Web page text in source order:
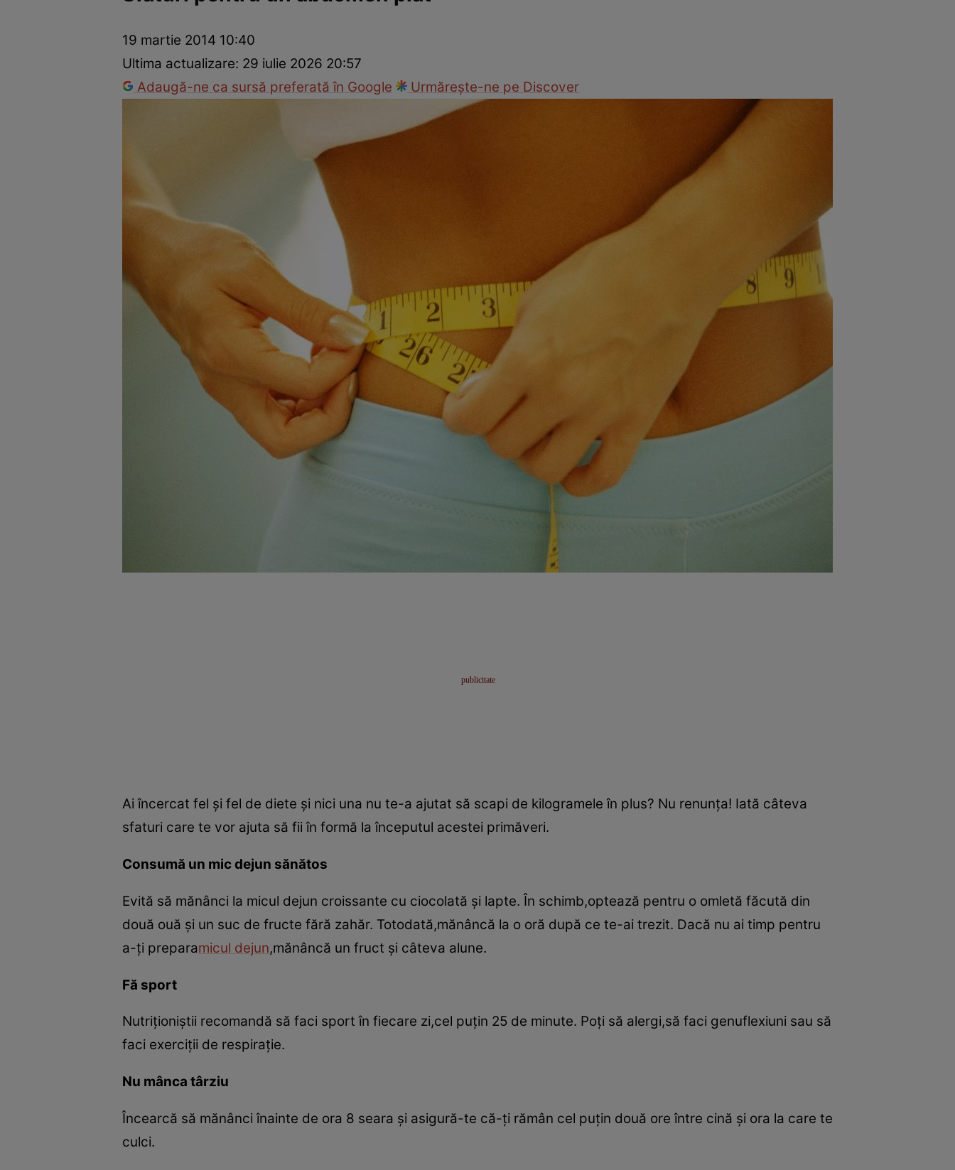
Dezvoltare personalăÎngrijire personalăCasă și grădină
19 martie 2014 10:40
Ultima actualizare: 29 iulie 2026 20:57
Adaugă-ne ca sursă preferată în Google
Urmărește-ne pe Discover
Ai încercat fel şi fel de diete şi nici una nu te-a ajutat să scapi de kilogramele în plus? Nu renunţa! Iată câteva
sfaturi care te vor ajuta să fii în formă la începutul acestei primăveri.
Consumă un mic dejun sănătos
Evită să mănânci la micul dejun croissante cu ciocolată şi lapte. În schimb,optează pentru o omletă făcută din
două ouă şi un suc de fructe fără zahăr. Totodată,mănâncă la o oră după ce te-ai trezit. Dacă nu ai timp pentru
a-ţi preparamicul dejun,mănâncă un fruct şi câteva alune.
Fă sport
Nutriţioniştii recomandă să faci sport în fiecare zi,cel puţin 25 de minute. Poţi să alergi,să faci genuflexiuni sau să
faci exerciţii de respiraţie.
Nu mânca târziu
Încearcă să mănânci înainte de ora 8 seara şi asigură-te că-ţi rămân cel puţin două ore între cină şi ora la care te
culci.